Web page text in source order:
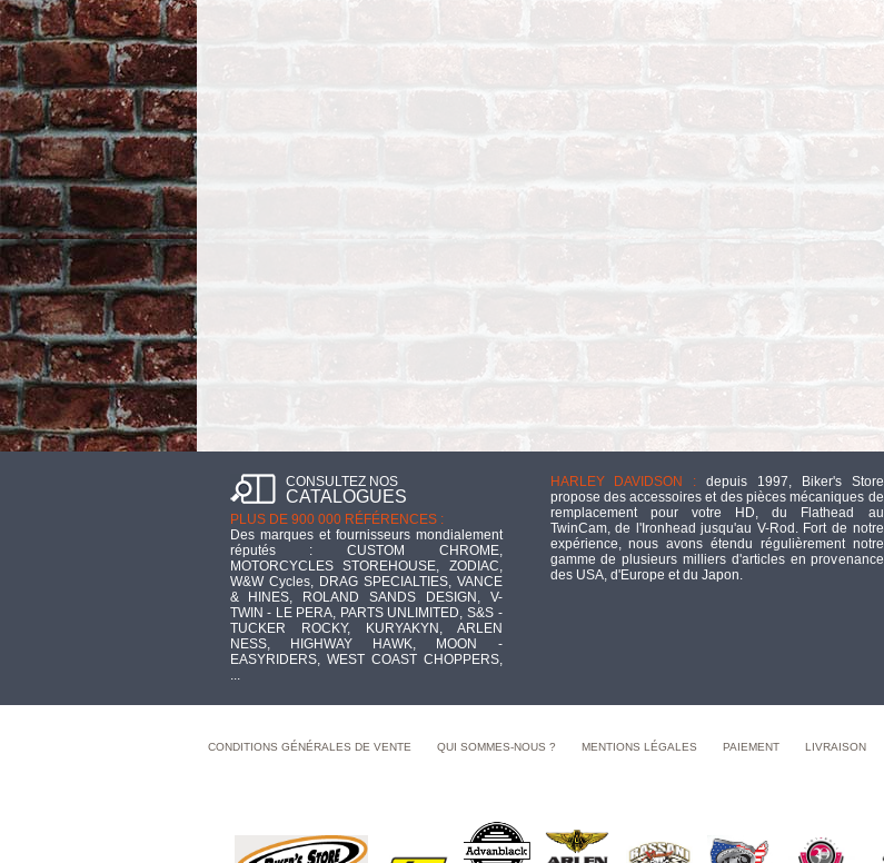
CONSULTEZ NOS
CATALOGUES
PLUS DE 900 000 RÉFÉRENCES :
Des marques et fournisseurs mondialement
réputés : CUSTOM CHROME,
MOTORCYCLES STOREHOUSE, ZODIAC,
W&W Cycles, DRAG SPECIALTIES, VANCE
& HINES, ROLAND SANDS DESIGN, V-
TWIN - LE PERA, PARTS UNLIMITED, S&S -
TUCKER ROCKY, KURYAKYN, ARLEN
NESS, HIGHWAY HAWK, MOON -
EASYRIDERS, WEST COAST CHOPPERS,
HARLEY DAVIDSON : depuis 1997, Biker's Store
propose des accessoires et des pièces mécaniques de
remplacement pour votre HD, du Flathead au
TwinCam, de l'Ironhead jusqu'au V-Rod. Fort de notre
expérience, nous avons étendu régulièrement notre
gamme de plusieurs milliers d'articles en provenance
des USA, d'Europe et du Japon.
CONDITIONS GÉNÉRALES DE VENTE QUI SOMMES-NOUS ? MENTIONS LÉGALES PAIEMENT LIVRAISON